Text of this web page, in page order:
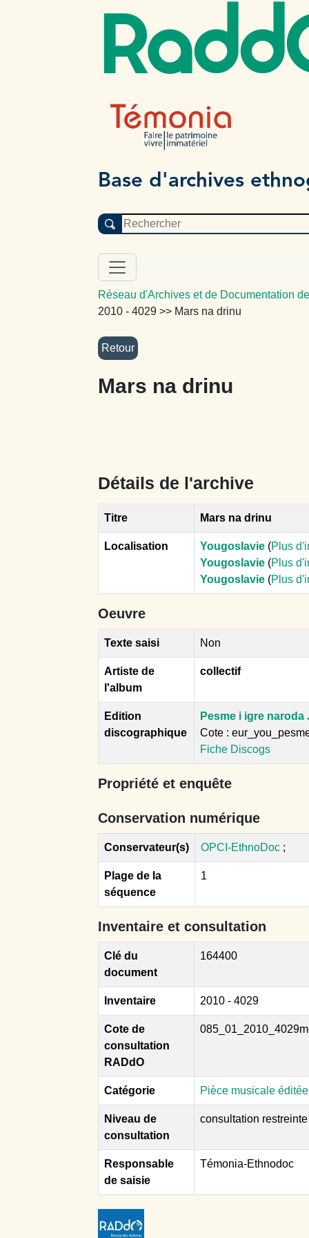
Base d'archives
Réseau d'Archives et de Documentation
2010 - 4029 >> Mars na drinu
Mars na drinu
Détails de l'archive
Titre Mars na drinu
Localisation Yougoslavie (Plus
Yougoslavie (Plus
Yougoslavie (Plus
Oeuvre
Texte saisi Non
Artiste de
l'album
collectif
Edition
discographique
Pesme i igre
Cote :
Fiche Discogs
Propriété et enquête
Conservation numérique
Conservateur(s) OPCI-EthnoDoc ;
Plage de la
séquence
1
Inventaire et consultation
Clé du
document
164400
Inventaire 2010 - 4029
Cote de
consultation
RADdO
Catégorie Pièce musicale éditée
Niveau de
consultation
consultation restreinte
Responsable
de saisie
Témonia-Ethnodoc